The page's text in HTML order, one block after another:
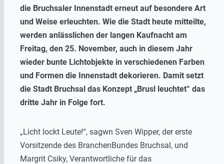
die Bruchsaler Innenstadt erneut auf besondere Art
und Weise erleuchten. Wie die Stadt heute mitteilte,
werden anlässlichen der langen Kaufnacht am
Freitag, den 25. November, auch in diesem Jahr
wieder bunte Lichtobjekte in verschiedenen Farben
und Formen die Innenstadt dekorieren. Damit setzt
die Stadt Bruchsal das Konzept „Brusl leuchtet“ das
dritte Jahr in Folge fort.
„Licht lockt Leute!“, sagwn Sven Wipper, der erste
Vorsitzende des BranchenBundes Bruchsal, und
Margrit Csiky, Verantwortliche für das